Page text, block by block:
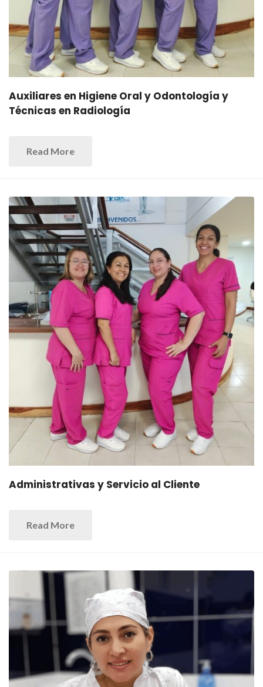
Auxiliares en Higiene Oral y Odontología y
Técnicas en Radiología
Read More
Administrativas y Servicio al Cliente
Read More